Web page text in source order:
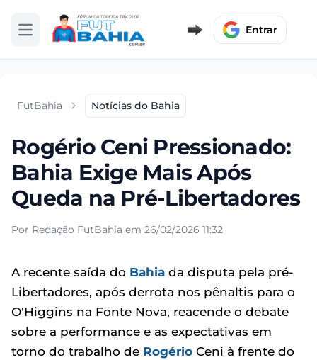
Abrir menu Entrar
FutBahia Notícias do Bahia
Rogério Ceni Pressionado:
Bahia Exige Mais Após
Queda na Pré-Libertadores
Por Redação FutBahia em 26/02/2026 11:32
A recente saída do Bahia da disputa pela pré-
Libertadores, após derrota nos pênaltis para o
O'Higgins na Fonte Nova, reacende o debate
sobre a performance e as expectativas em
torno do trabalho de Rogério Ceni à frente do